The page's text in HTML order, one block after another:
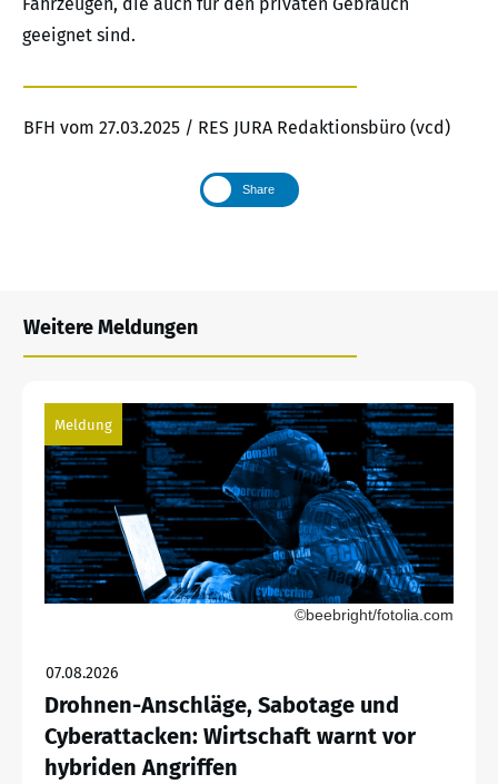
geeignet sind.
BFH vom 27.03.2025 / RES JURA Redaktionsbüro (vcd)
Share
Weitere Meldungen
Meldung
©beebright/fotolia.com
07.08.2026
Drohnen-Anschläge, Sabotage und
Cyberattacken: Wirtschaft warnt vor
hybriden Angriffen